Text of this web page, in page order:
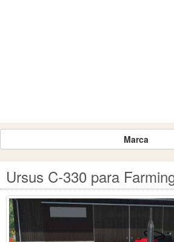
Marca
Ursus C-330 para